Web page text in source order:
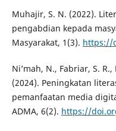
Muhajir, S. N. (2022).
pengabdian kepada
Masyarakat, 1(3). https://
Ni’mah, N., Fabriar, S.
(2024). Peningkatan
pemanfaatan media
ADMA, 6(2). https://